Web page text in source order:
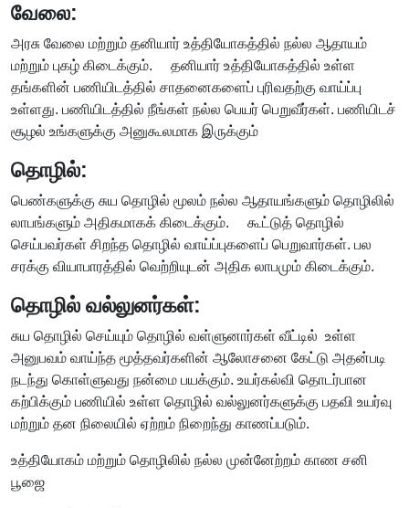
வேலை:
அரசு வேலை மற்றும் தனியார் உத்தியோகத்தில் நல்ல ஆதாயம்
மற்றும் புகழ் கிடைக்கும். தனியார் உத்தியோகத்தில் உள்ள
தங்களின் பணியிடத்தில் சாதனைகளைப் புரிவதற்கு வாய்ப்பு
உள்ளது. பணியிடத்தில் நீங்கள் நல்ல பெயர் பெறுவீர்கள். பணியிடச்
சூழல் உங்களுக்கு அனுகூலமாக இருக்கும்
தொழில்:
பெண்களுக்கு சுய தொழில் மூலம் நல்ல ஆதாயங்களும் தொழிலில்
லாபங்களும் அதிகமாகக் கிடைக்கும். கூட்டுத் தொழில்
செய்பவர்கள் சிறந்த தொழில் வாய்ப்புகளைப் பெறுவார்கள். பல
சரக்கு வியாபாரத்தில் வெற்றியுடன் அதிக லாபமும் கிடைக்கும்.
தொழில் வல்லுனர்கள்:
சுய தொழில் செய்யும் தொழில் வள்ளுனார்கள் வீட்டில் உள்ள
அனுபவம் வாய்ந்த மூத்தவர்களின் ஆலோசனை கேட்டு அதன்படி
நடந்து கொள்ளுவது நன்மை பயக்கும். உயர்கல்வி தொடர்பான
கற்பிக்கும் பணியில் உள்ள தொழில் வல்லுனர்களுக்கு பதவி உயர்வு
மற்றும் தன நிலையில் ஏற்றம் நிறைந்து காணப்படும்.
உத்தியோகம் மற்றும் தொழிலில் நல்ல முன்னேற்றம் காண சனி
பூஜை